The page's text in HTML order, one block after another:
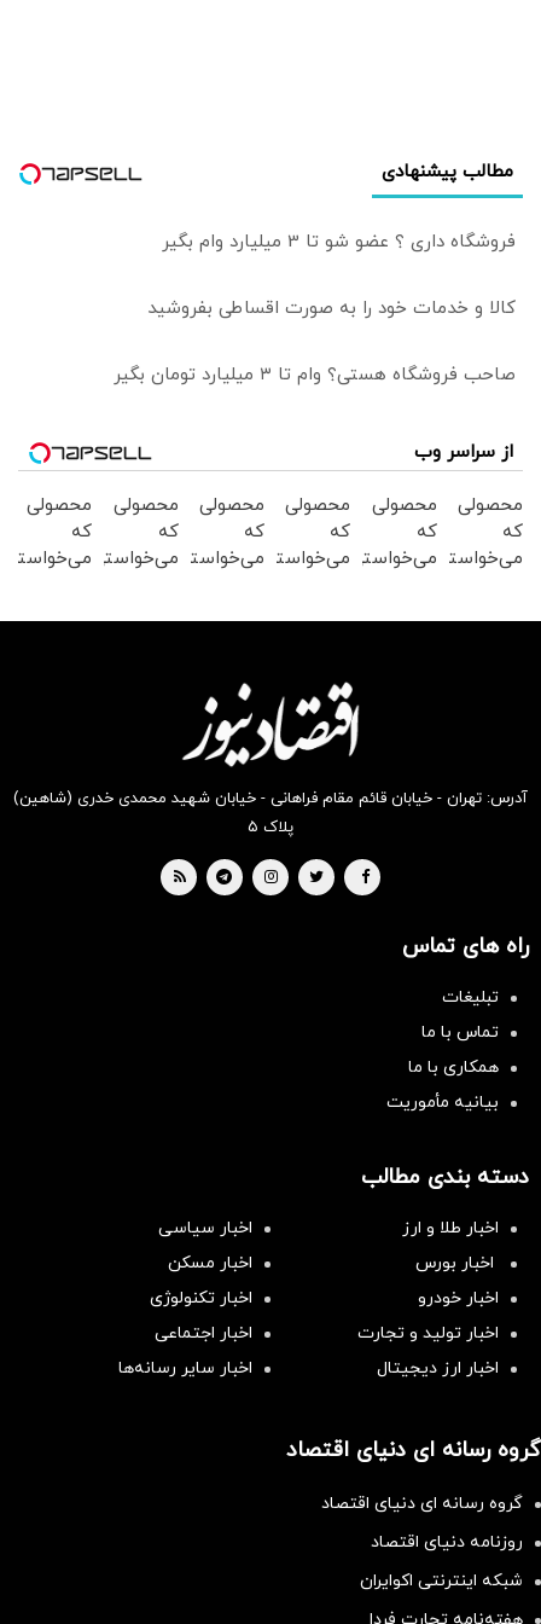
مطالب پیشنهادی
فروشگاه داری ؟ عضو شو تا 3 میلیارد وام بگیر
کالا و خدمات خود را به صورت اقساطی بفروشید
صاحب فروشگاه هستی؟ وام تا ۳ میلیارد تومان بگیر
از سراسر وب
محصولی
که
می‌خواستی
محصولی
که
می‌خواستی
محصولی
که
می‌خواستی
بخر !
محصولی
که
می‌خواستی
بخر !
محصولی
که
می‌خواستی
محصولی
که
می‌خواستی
آدرس: تهران - خیابان قائم مقام فراهانی - خیابان شهید محمدی خدری (شاهین)
پلاک ۵
راه های تماس
تبلیغات
تماس با ما
همکاری با ما
بیانیه مأموریت
دسته بندی مطالب
اخبار طلا و ارز
اخبار سیاسی
اخبار بورس
اخبار مسکن
اخبار خودرو
اخبار تکنولوژی
اخبار تولید و تجارت
اخبار اجتماعی
اخبار ارز دیجیتال
اخبار سایر رسانه‌‌ها
گروه رسانه ای دنیای اقتصاد
گروه رسانه ای دنیای اقتصاد
روزنامه دنیای اقتصاد
شبکه اینترنتی اکوایران
هفته‌نامه تجارت فردا